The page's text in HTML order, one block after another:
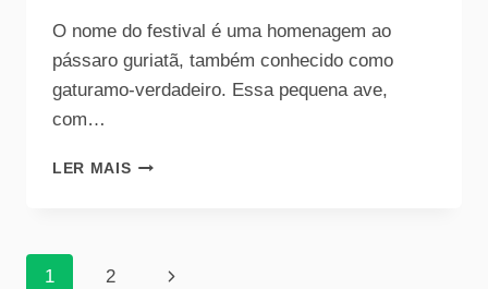
O nome do festival é uma homenagem ao
pássaro guriatã, também conhecido como
gaturamo-verdadeiro. Essa pequena ave,
com…
LER MAIS
1 2